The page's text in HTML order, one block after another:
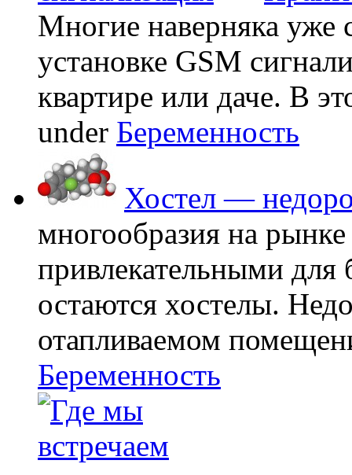
Многие наверняка уже
установке GSM
квартире или даче. В
under Беременность
Хостел —
многообразия на
привлекательными
остаются хостелы.
отапливаемом
Беременность